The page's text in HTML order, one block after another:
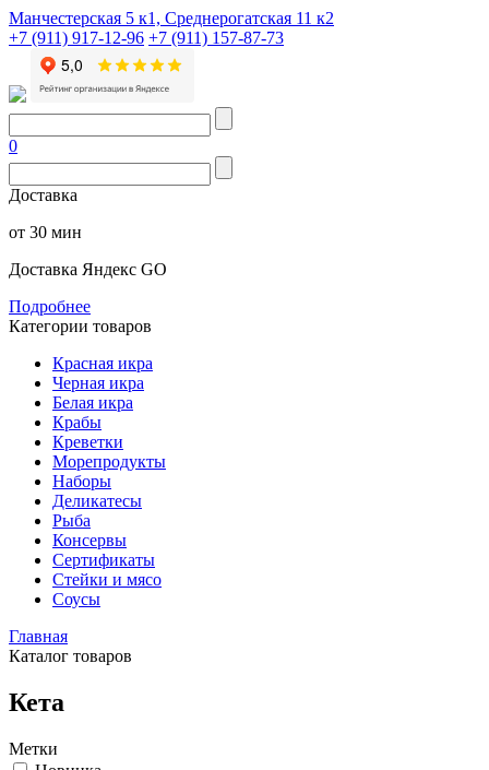
Манчестерская 5 к1, Среднерогатская 11 к2
+7 (911) 917-12-96 +7 (911) 157-87-73
0
Доставка
от 30 мин
Доставка Яндекс GO
Подробнее
Категории товаров
Красная икра
Черная икра
Белая икра
Крабы
Креветки
Морепродукты
Наборы
Деликатесы
Рыба
Консервы
Сертификаты
Стейки и мясо
Соусы
Главная
Каталог товаров
Кета
Метки